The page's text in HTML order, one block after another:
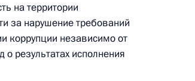
защите прав потребителей»
на территории
за нарушение требований
коррупции независимо от
результатах исполнения